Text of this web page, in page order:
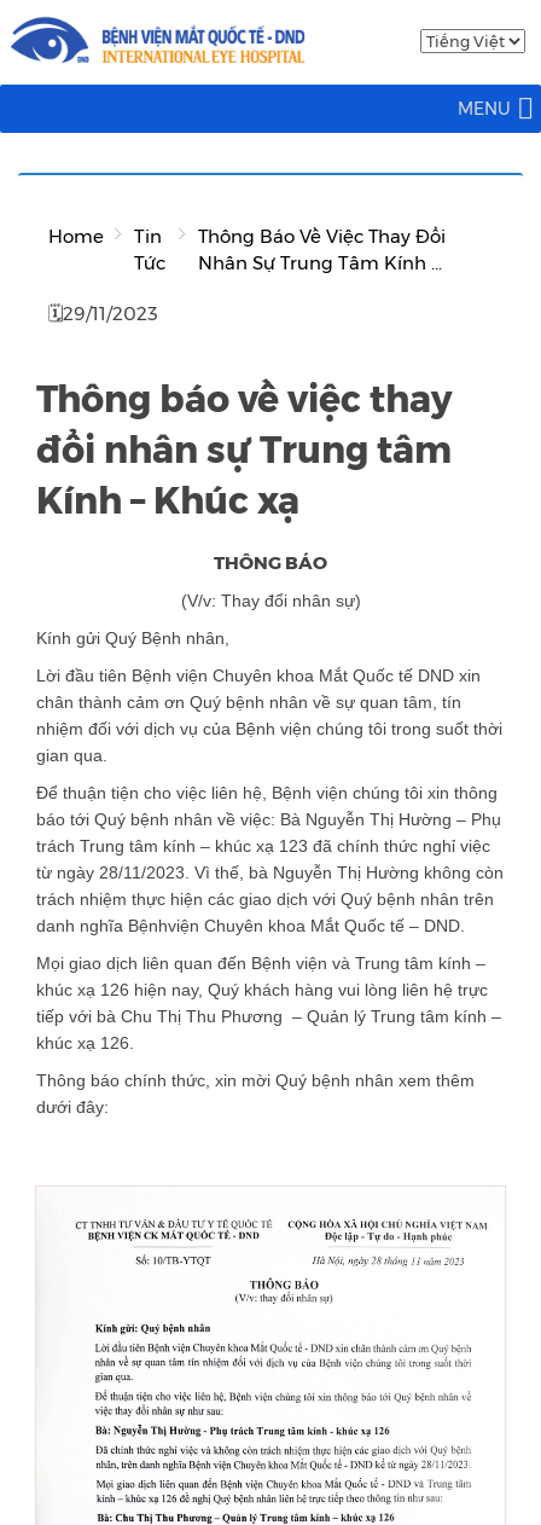
MENU
Home
Tin
Tức
Thông Báo Về Việc Thay Đổi
Nhân Sự Trung Tâm Kính ...
🗓29/11/2023
Thông báo về việc thay
đổi nhân sự Trung tâm
Kính – Khúc xạ
THÔNG BÁO
(V/v: Thay đổi nhân sự)
Kính gửi Quý Bệnh nhân,
Lời đầu tiên Bệnh viện Chuyên khoa Mắt Quốc tế DND xin
chân thành cảm ơn Quý bệnh nhân về sự quan tâm, tín
nhiệm đối với dịch vụ của Bệnh viện chúng tôi trong suốt thời
gian qua.
Để thuận tiện cho việc liên hệ, Bệnh viện chúng tôi xin thông
báo tới Quý bệnh nhân về việc: Bà Nguyễn Thị Hường – Phụ
trách Trung tâm kính – khúc xạ 123 đã chính thức nghỉ việc
từ ngày 28/11/2023. Vì thế, bà Nguyễn Thị Hường không còn
trách nhiệm thực hiện các giao dịch với Quý bệnh nhân trên
danh nghĩa Bệnhviện Chuyên khoa Mắt Quốc tế – DND.
Mọi giao dịch liên quan đến Bệnh viện và Trung tâm kính –
khúc xạ 126 hiện nay, Quý khách hàng vui lòng liên hệ trực
tiếp với bà Chu Thị Thu Phương – Quản lý Trung tâm kính –
khúc xạ 126.
Thông báo chính thức, xin mời Quý bệnh nhân xem thêm
dưới đây: